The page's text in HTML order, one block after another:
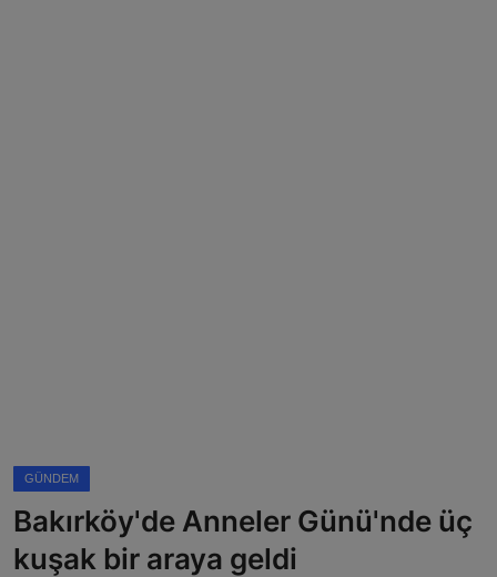
Çerez Politikası
Kullanım Şartnamesi
GÜNDEM
Bakırköy'de Anneler Günü'nde üç
kuşak bir araya geldi